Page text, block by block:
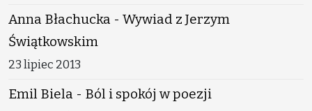
Anna Błachucka - Wywiad z Jerzym
Świątkowskim
23 lipiec 2013
Emil Biela - Ból i spokój w poezji